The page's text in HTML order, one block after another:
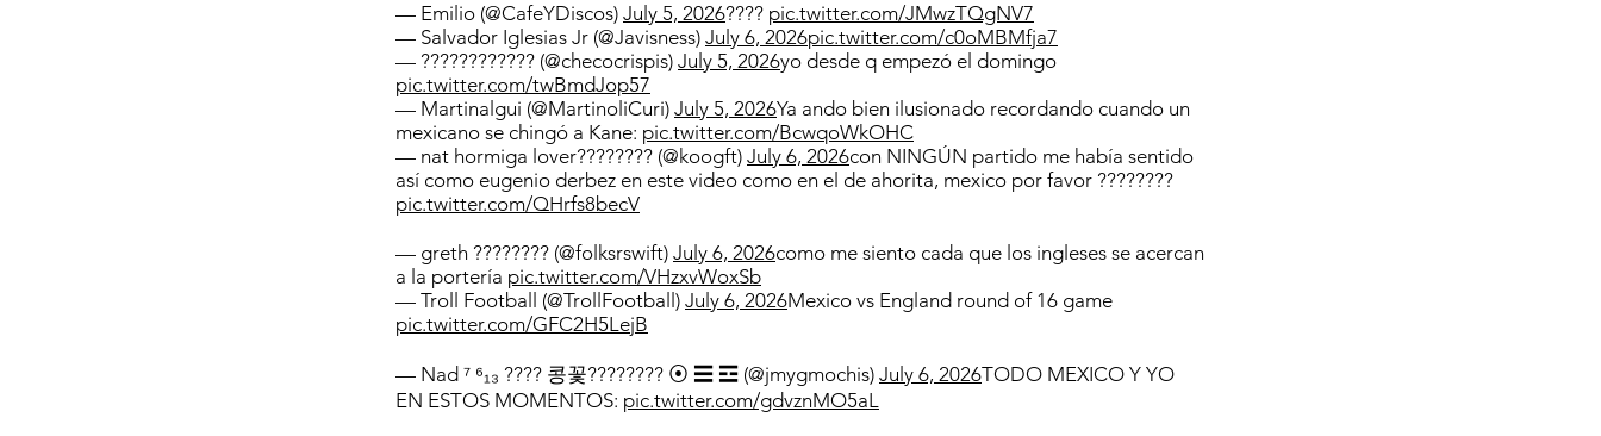
— Emilio (@CafeYDiscos) July 5, 2026???? pic.twitter.com/JMwzTQgNV7
— Salvador Iglesias Jr (@Javisness) July 6, 2026pic.twitter.com/c0oMBMfja7
— ???????????? (@checocrispis) July 5, 2026yo desde q empezó el domingo
pic.twitter.com/twBmdJop57
— Martinalgui (@MartinoliCuri) July 5, 2026Ya ando bien ilusionado recordando cuando un
mexicano se chingó a Kane: pic.twitter.com/BcwqoWkOHC
— nat hormiga lover???????? (@koogft) July 6, 2026con NINGÚN partido me había sentido
así como eugenio derbez en este video como en el de ahorita, mexico por favor ????????
pic.twitter.com/QHrfs8becV
— greth ???????? (@folksrswift) July 6, 2026como me siento cada que los ingleses se acercan
a la portería pic.twitter.com/VHzxvWoxSb
— Troll Football (@TrollFootball) July 6, 2026Mexico vs England round of 16 game
pic.twitter.com/GFC2H5LejB
— Nad ⁷ ⁶₁₃ ???? 콩꽃???????? ⦿ ☰ ☲ (@jmygmochis) July 6, 2026TODO MEXICO Y YO
EN ESTOS MOMENTOS: pic.twitter.com/gdvznMO5aL